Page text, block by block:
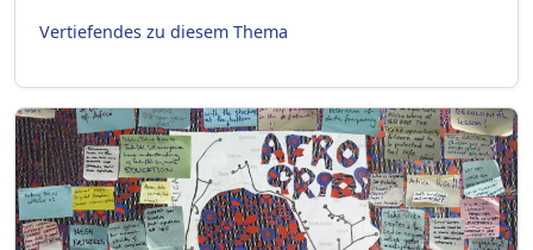
Vertiefendes zu diesem Thema